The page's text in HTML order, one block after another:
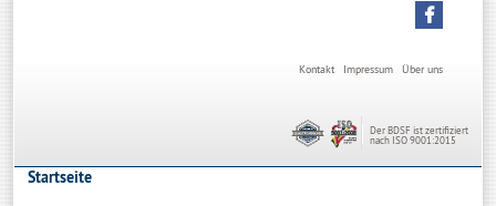
Über uns
Impressum
Kontakt
Der BDSF ist zertifiziert
nach ISO 9001:2015
Startseite